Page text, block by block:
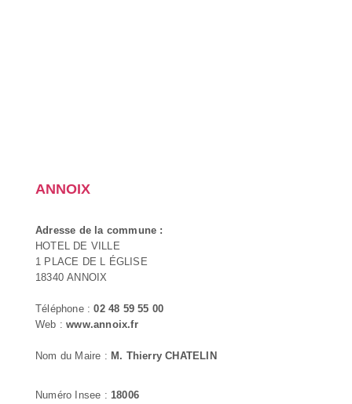
ANNOIX
Adresse de la commune :
HOTEL DE VILLE
1 PLACE DE L ÉGLISE
18340 ANNOIX
Téléphone :02 48 59 55 00
Web :www.annoix.fr
Nom du Maire : M. Thierry CHATELIN
Numéro Insee : 18006